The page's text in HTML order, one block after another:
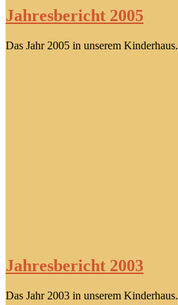
Jahresbericht 2005
Das Jahr 2005 in unserem Kinderhaus.
Jahresbericht 2003
Das Jahr 2003 in unserem Kinderhaus.